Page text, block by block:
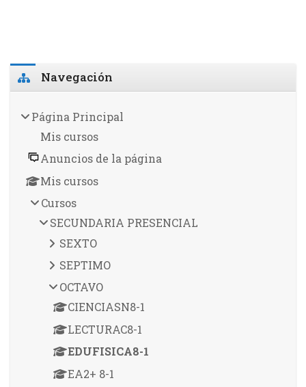
Salta Navegación
Navegación
Página Principal
Mis cursos
Anuncios de la página
Mis cursos
Cursos
SECUNDARIA PRESENCIAL
SEXTO
SEPTIMO
OCTAVO
CIENCIASN8-1
LECTURAC8-1
EDUFISICA8-1
EA2+ 8-1